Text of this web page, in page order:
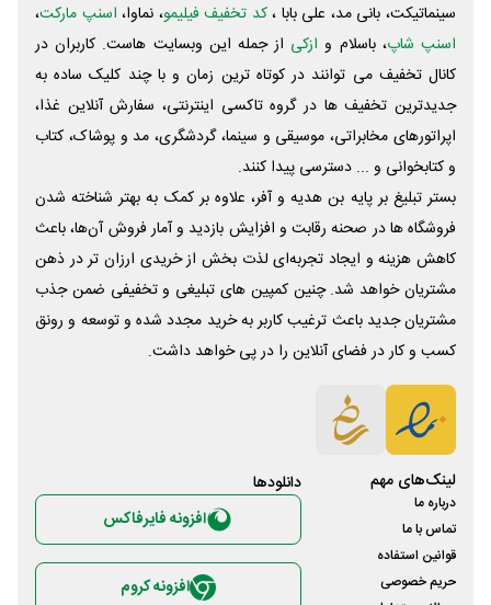
سینماتیکت، بانی مد، علی‌ بابا ،کد تخفیف فیلیمو، نماوا، اسنپ مارکت،
اسنپ شاپ، باسلام و ازکی از جمله این وبسایت ‌هاست. کاربران در
کانال تخفیف می توانند در کوتاه ترین زمان و با چند کلیک ساده به
جدیدترین تخفیف ها در گروه تاکسی اینترنتی، سفارش آنلاین غذا،
اپراتورهای مخابراتی، موسیقی و سینما، گردشگری، مد و پوشاک، کتاب
و کتابخوانی و ... دسترسی پیدا کنند.
بستر تبلیغ بر پایه بن هدیه و آفر، علاوه بر کمک به بهتر شناخته شدن
فروشگاه ها در صحنه رقابت و افزایش بازدید و آمار فروش آن‌ها، باعث
کاهش هزینه و ایجاد تجربه‌ای لذت بخش از خریدی ارزان تر در ذهن
مشتریان خواهد شد. چنین کمپین های تبلیغی و تخفیفی ضمن جذب
مشتریان جدید باعث ترغیب کاربر به خرید مجدد شده و توسعه و رونق
کسب و کار در فضای آنلاین را در پی خواهد داشت.
لینک‌های مهم
درباره ما
تماس با ما
قوانین استفاده
حریم خصوصی
دانلود‌ها
افزونه فایرفاکس
افزونه کروم